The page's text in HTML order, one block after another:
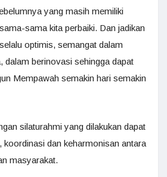
yang masih memiliki
sama kita perbaiki. Dan jadikan
optimis, semangat dalam
dalam berinovasi sehingga dapat
Mempawah semakin hari semakin
silaturahmi yang dilakukan dapat
koordinasi dan keharmonisan antara
masyarakat.